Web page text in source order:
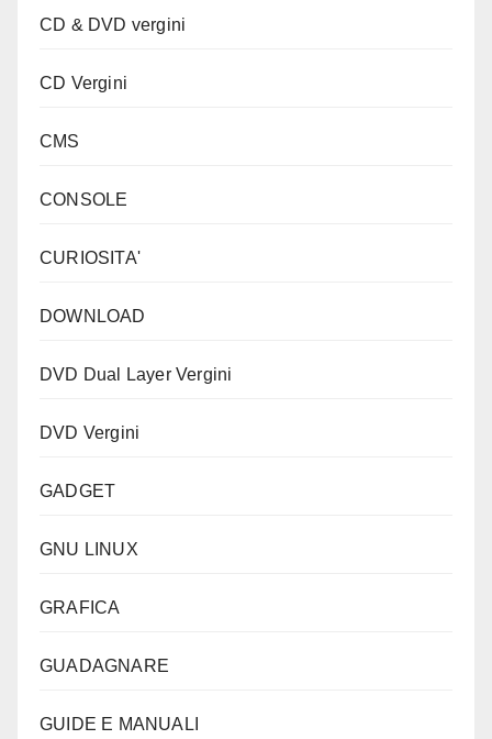
CD & DVD vergini
CD Vergini
CMS
CONSOLE
CURIOSITA'
DOWNLOAD
DVD Dual Layer Vergini
DVD Vergini
GADGET
GNU LINUX
GRAFICA
GUADAGNARE
GUIDE E MANUALI